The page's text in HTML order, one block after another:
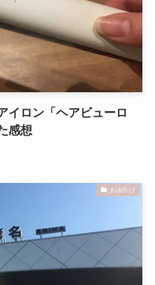
イロン「ヘアビューロ
感想
お出かけ